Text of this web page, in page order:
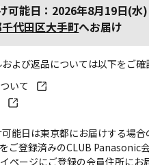
可能日：2026年8月19日(水)
代田区大手町へお届け
よび返品については以下をご確
いて
能日は東京都にお届けする場合
ご登録済みのCLUB Panasonic
ページにご登録の会員住所にお